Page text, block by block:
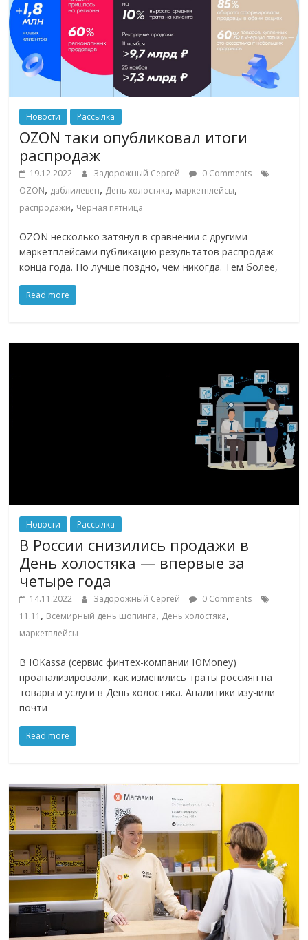
Новости Рассылка
OZON таки опубликовал итоги
распродаж
19.12.2022 Задорожный Сергей
0 Comments
OZON, даблилевен, День холостяка, маркетплейсы,
распродажи, Чёрная пятница
OZON несколько затянул в сравнении с другими
маркетплейсами публикацию результатов распродаж
конца года. Но лучше поздно, чем никогда. Тем более,
Read more
Новости Рассылка
В России снизились продажи в
День холостяка — впервые за
четыре года
14.11.2022 Задорожный Сергей
0 Comments
11.11 , Всемирный день шопинга, День холостяка,
маркетплейсы
В ЮKassa (сервис финтех-компании ЮMoney)
проанализировали, как изменились траты россиян на
товары и услуги в День холостяка. Аналитики изучили
почти
Read more